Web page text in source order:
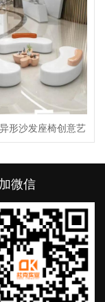
形沙发座椅创意艺
术休闲坐凳
微信